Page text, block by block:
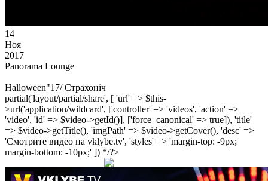
14
Ноя
2017
Panorama Lounge
Halloween"17/ Страхонiч
partial('layout/partial/share', [ 'url' => $this-
>url('application/wildcard', ['controller' => 'videos', 'action' =>
'video', 'id' => $video->getId()], ['force_canonical' => true]), 'title'
=> $video->getTitle(), 'imgPath' => $video->getCover(), 'desc' =>
'Смотрите видео на vklybe.tv', 'styles' => 'margin-top: -9px;
margin-bottom: -10px;' ]) */?>